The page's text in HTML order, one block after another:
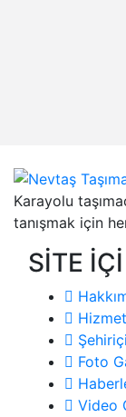
Karayolu
tanışmak için
SİTE
Foto
Video